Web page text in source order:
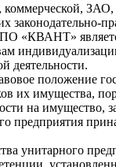
«КВАНТ»
деятельности.
положение
их имущества,
на
унитарного